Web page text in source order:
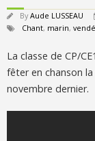
ByAude LUSSEAU
Chant, marin,
La classe de CP/
fêter en chanson
novembre dernier.